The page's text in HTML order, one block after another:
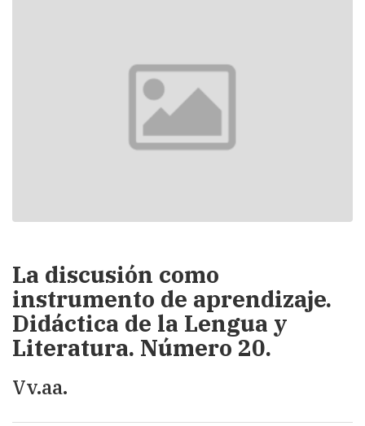
La discusión como
instrumento de aprendizaje.
Didáctica de la Lengua y
Literatura. Número 20.
Vv.aa.